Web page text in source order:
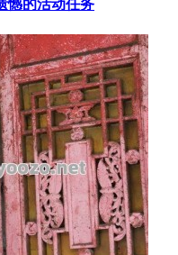
憾的活动任务